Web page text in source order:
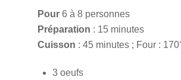
Pour6 à 8 personnes
Préparation : 15 minutes
Cuisson : 45 minutes ; Four :
3 oeufs